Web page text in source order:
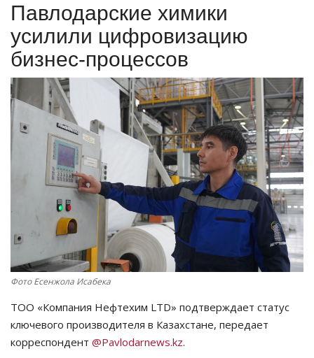
ПАВЛОДАРСКАЯ ОБЛАСТЬ
КАЗАХСТАН
МИР
СПЕЦПРОЕКТЫ
СПОРТ
Чек-лист
РАЗВЛЕЧЕНИЯ
OFFICIAL
Курултай
Язык
Павлодарские химики
усилили цифровизацию
бизнес-процессов
Фото Есенжола Исабека
ТОО «Компания Нефтехим LTD» подтверждает статус
ключевого производителя в Казахстане, передает
корреспондент @Pavlodarnews.kz.